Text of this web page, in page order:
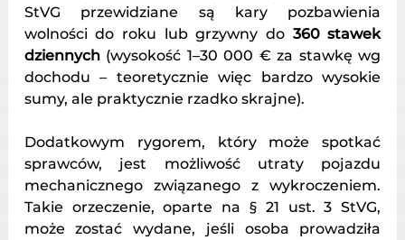
StVG przewidziane są kary pozbawienia
wolności do roku lub grzywny do 360 stawek
dziennych (wysokość 1–30 000 € za stawkę wg
dochodu – teoretycznie więc bardzo wysokie
sumy, ale praktycznie rzadko skrajne).
Dodatkowym rygorem, który może spotkać
sprawców, jest możliwość utraty pojazdu
mechanicznego związanego z wykroczeniem.
Takie orzeczenie, oparte na § 21 ust. 3 StVG,
może zostać wydane, jeśli osoba prowadziła